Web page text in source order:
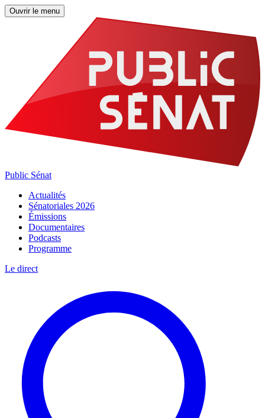
Ouvrir le menu
Public Sénat
Actualités
Sénatoriales 2026
Émissions
Documentaires
Podcasts
Programme
Le direct